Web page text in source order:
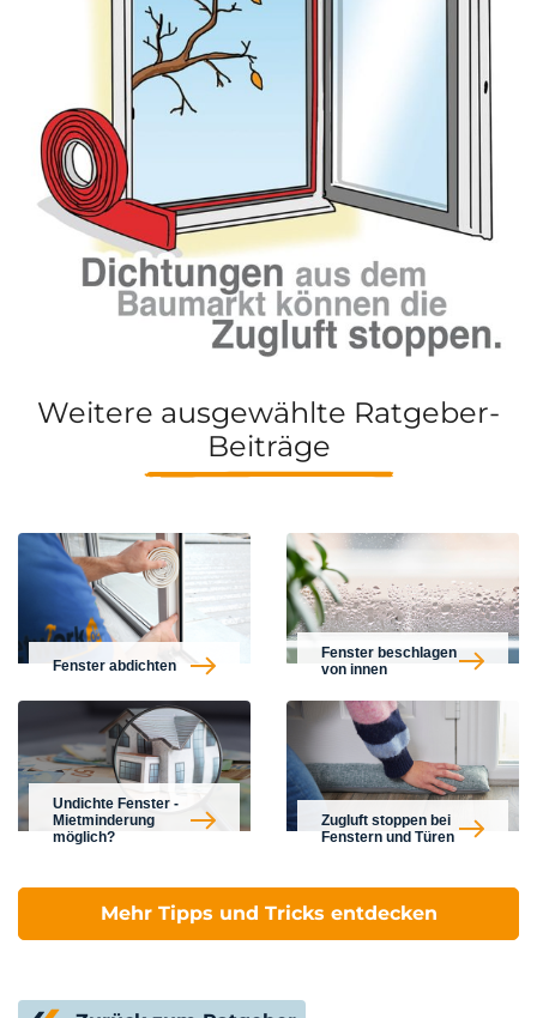
Weitere ausgewählte Ratgeber-
Beiträge
Fenster abdichten
Fenster beschlagen
von innen
Undichte Fenster -
Mietminderung
möglich?
Zugluft stoppen bei
Fenstern und Türen
Mehr Tipps und Tricks entdecken